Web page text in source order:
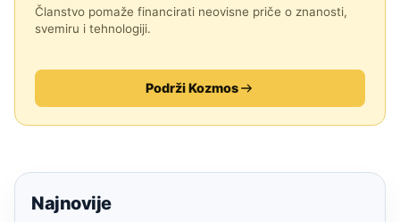
Članstvo pomaže financirati neovisne priče o znanosti,
svemiru i tehnologiji.
Podrži Kozmos
Najnovije